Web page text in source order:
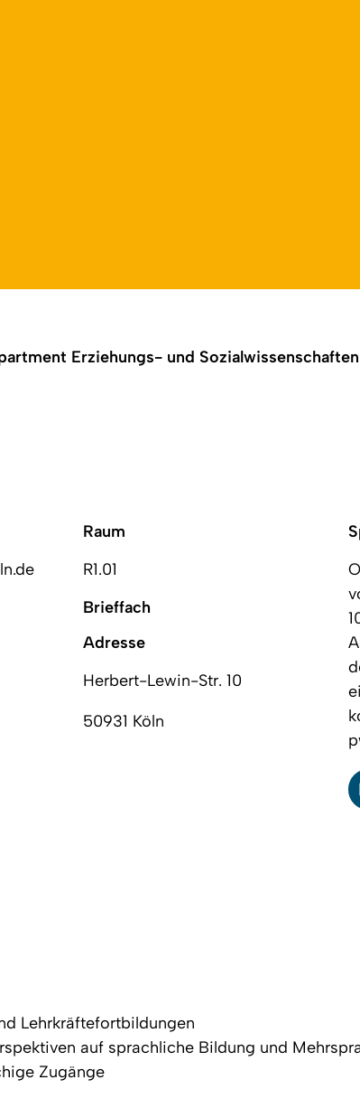
Erziehungs- und Sozialwissenschaften
Raum
R1.01
Brieffach
Adresse
Herbert-Lewin-Str. 10
50931 Köln
Lehrkräftefortbildungen
auf sprachliche Bildung und
Zugänge